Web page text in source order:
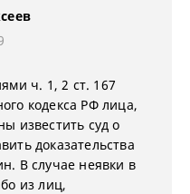
ч. 1, 2 ст. 167
кодекса РФ лица,
известить суд о
доказательства
В случае неявки в
из лиц,